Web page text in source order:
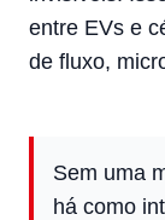
entre EVs e
de fluxo,
Sem uma
há como